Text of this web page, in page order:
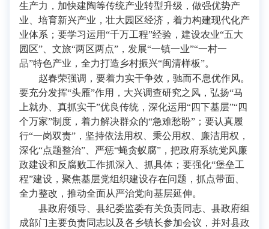
生产力，加快建陶等传统产业转型升级，做强优势产
业、培育新兴产业，壮大园区经济，着力构建现代化产
业体系；要学习运用“千万工程”经验，建设农业“五大
园区”、文旅“两区两点”，发展“一镇一业”“一村一
品”特色产业，全力打造乡村振兴“闽清样板”。
赵春荣强调，要着力实干争效，驰而不息优作风。
要充分发挥“头雁”作用，大兴调查研究之风，弘扬“马
上就办、真抓实干”优良传统，深化运用“四下基层”“四
个万家”制度，着力解决群众的“急难愁盼”；要认真履
行“一岗双责”，坚持依法用权、秉公用权、廉洁用权，
深化“点题整治”、严惩“蝇贪蚁腐”，把政府系统党风廉
政建设和反腐败工作抓深入、抓具体；要强化“堡垒工
程”建设，聚焦基层党组织建设存在问题，抓点带面、
全力整改，推动全面从严治党向基层延伸。
县政府领导、县纪委监委有关负责同志、县政府组
成部门主要负责同志以及各乡镇长参加会议，并对县政